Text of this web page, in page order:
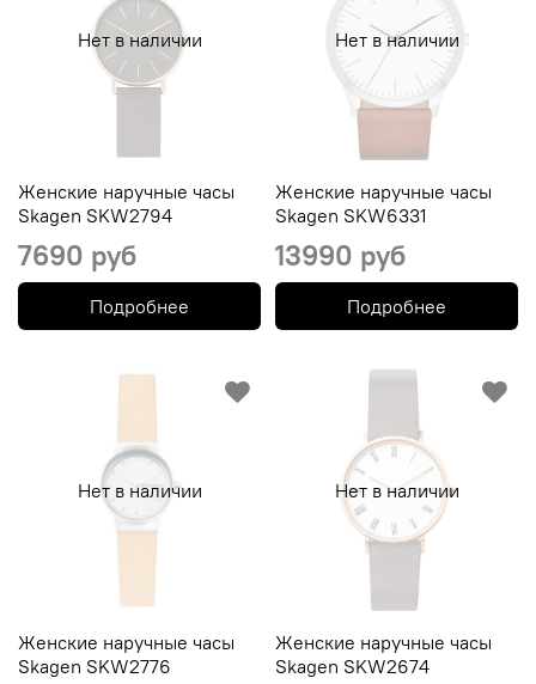
Нет в наличии
Женские наручные часы
Skagen SKW2794
7690 руб
Подробнее
Нет в наличии
Женские наручные часы
Skagen SKW6331
13990 руб
Подробнее
Нет в наличии
Женские наручные часы
Skagen SKW2776
Нет в наличии
Женские наручные часы
Skagen SKW2674